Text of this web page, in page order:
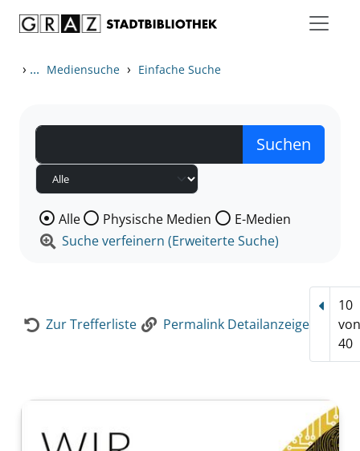
› ... Mediensuche › Einfache Suche
Wählen Sie die Medienart nach der Sie suchen wollen.
Alle Physische Medien
E-Medien
Suche verfeinern (Erweiterte Suche)
Zur Trefferliste Permalink Detailanzeige
10
von
40